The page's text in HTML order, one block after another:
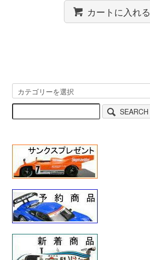
カートに入れる
SEARCH